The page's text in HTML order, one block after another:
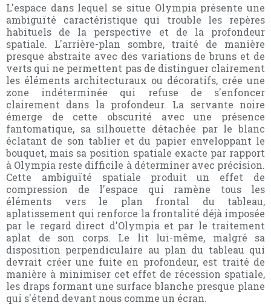
L'espace dans lequel se situe Olympia présente une
ambiguïté caractéristique qui trouble les repères
habituels de la perspective et de la profondeur
spatiale. L'arrière-plan sombre, traité de manière
presque abstraite avec des variations de bruns et de
verts qui ne permettent pas de distinguer clairement
les éléments architecturaux ou décoratifs, crée une
zone indéterminée qui refuse de s'enfoncer
clairement dans la profondeur. La servante noire
émerge de cette obscurité avec une présence
fantomatique, sa silhouette détachée par le blanc
éclatant de son tablier et du papier enveloppant le
bouquet, mais sa position spatiale exacte par rapport
à Olympia reste difficile à déterminer avec précision.
Cette ambiguïté spatiale produit un effet de
compression de l'espace qui ramène tous les
éléments vers le plan frontal du tableau,
aplatissement qui renforce la frontalité déjà imposée
par le regard direct d'Olympia et par le traitement
aplat de son corps. Le lit lui-même, malgré sa
disposition perpendiculaire au plan du tableau qui
devrait créer une fuite en profondeur, est traité de
manière à minimiser cet effet de récession spatiale,
les draps formant une surface blanche presque plane
qui s'étend devant nous comme un écran.